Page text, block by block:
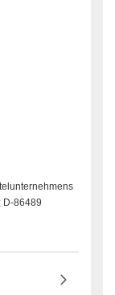
D-86489